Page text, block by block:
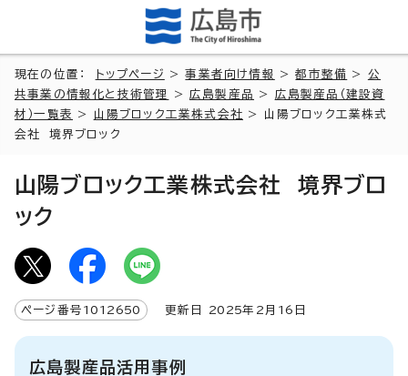
現在の位置： トップページ >事業者向け情報 >都市整備 > 公
共事業の情報化と技術管理
>広島製産品 > 広島製産品（建設資
材）一覧表
> 山陽ブロック工業株式会社 > 山陽ブロック工業株式
会社 境界ブロック
山陽ブロック工業株式会社 境界ブロ
ック
ページ番号 1012650 更新日 2025年2月 16 日
広島製産品活用事例